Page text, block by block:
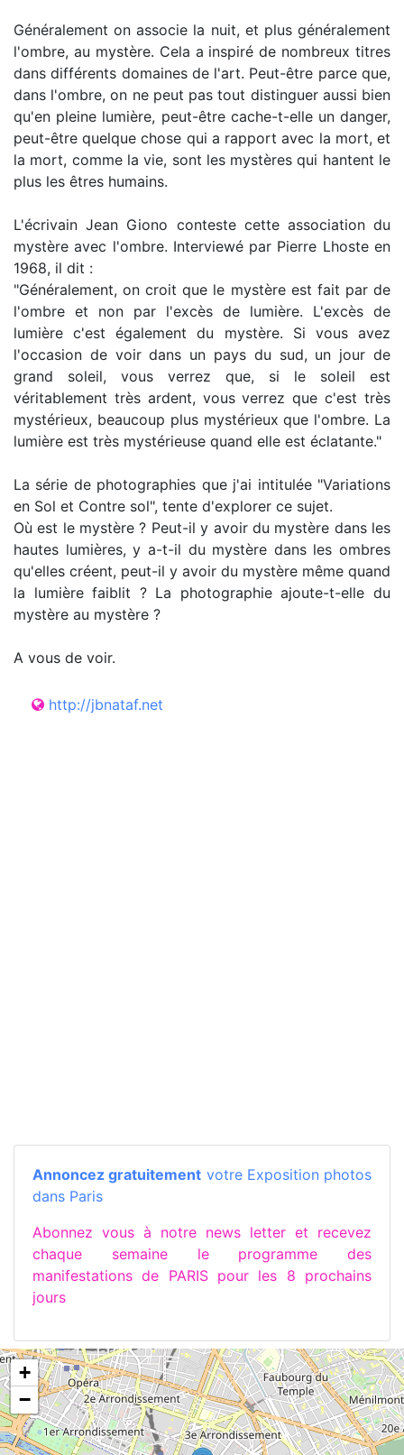
Généralement on associe la nuit, et plus généralement
l'ombre, au mystère. Cela a inspiré de nombreux titres
dans différents domaines de l'art. Peut-être parce que,
dans l'ombre, on ne peut pas tout distinguer aussi bien
qu'en pleine lumière, peut-être cache-t-elle un danger,
peut-être quelque chose qui a rapport avec la mort, et
la mort, comme la vie, sont les mystères qui hantent le
plus les êtres humains.
L'écrivain Jean Giono conteste cette association du
mystère avec l'ombre. Interviewé par Pierre Lhoste en
1968, il dit :
"Généralement, on croit que le mystère est fait par de
l'ombre et non par l'excès de lumière. L'excès de
lumière c'est également du mystère. Si vous avez
l'occasion de voir dans un pays du sud, un jour de
grand soleil, vous verrez que, si le soleil est
véritablement très ardent, vous verrez que c'est très
mystérieux, beaucoup plus mystérieux que l'ombre. La
lumière est très mystérieuse quand elle est éclatante."
La série de photographies que j'ai intitulée "Variations
en Sol et Contre sol", tente d'explorer ce sujet.
Où est le mystère ? Peut-il y avoir du mystère dans les
hautes lumières, y a-t-il du mystère dans les ombres
qu'elles créent, peut-il y avoir du mystère même quand
la lumière faiblit ? La photographie ajoute-t-elle du
mystère au mystère ?
A vous de voir.
http://jbnataf.net
Annoncez gratuitement votre Exposition photos
dans Paris
Abonnez vous à notre news letter et recevez
chaque semaine le programme des
manifestations de PARIS pour les 8 prochains
jours
+
−